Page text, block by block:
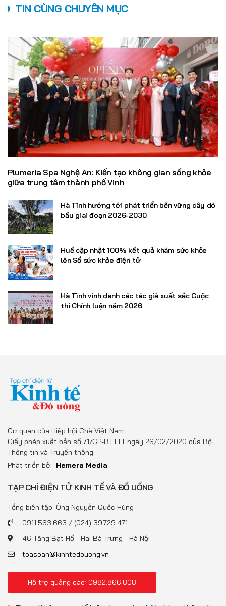
TIN CÙNG CHUYÊN MỤC
Plumeria Spa Nghệ An: Kiến tạo không gian sống khỏe
giữa trung tâm thành phố Vinh
Hà Tĩnh hướng tới phát triển bền vững cây dó
bầu giai đoạn 2026-2030
Huế cập nhật 100% kết quả khám sức khỏe
lên Sổ sức khỏe điện tử
Hà Tĩnh vinh danh các tác giả xuất sắc Cuộc
thi Chính luận năm 2026
Cơ quan của Hiệp hội Chè Việt Nam
Giấy phép xuất bản số 71/GP-BTTTT ngày 26/02/2020 của Bộ
Thông tin và Truyền thông.
Phát triển bởi Hemera Media
TẠP CHÍ ĐIỆN TỬ KINH TẾ VÀ ĐỒ UỐNG
Tổng biên tập: Ông Nguyễn Quốc Hùng
0911.563.663 / (024) 39.729.471
46 Tăng Bạt Hổ - Hai Bà Trưng - Hà Nội
toasoan@kinhtedouong.vn
Hỗ trợ quảng cáo: 0982.866.808